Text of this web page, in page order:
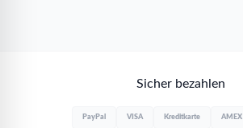
Sicher bezahlen
PayPal VISA Kreditkarte AMEX